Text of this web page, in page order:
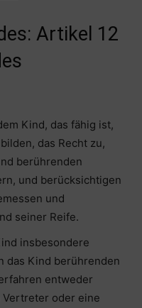
Artikel 12
Kind, das fähig ist,
das Recht zu,
berührenden
und berücksichtigen
und
seiner Reife.
insbesondere
das Kind berührenden
entweder
oder eine